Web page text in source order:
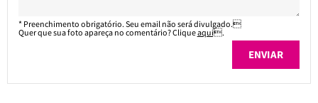
* Preenchimento obrigatório. Seu email não será divulgado.
Quer que sua foto apareça no comentário? Cliqueaqui.